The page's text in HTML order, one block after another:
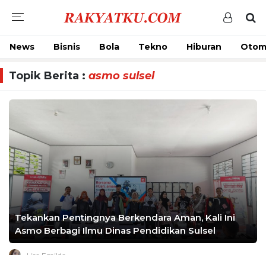
News Bisnis Bola Tekno Hiburan
Topik Berita : asmo sulsel
Tekankan Pentingnya Berkendara Aman, Kali Ini
Asmo Berbagi Ilmu Dinas Pendidikan Sulsel